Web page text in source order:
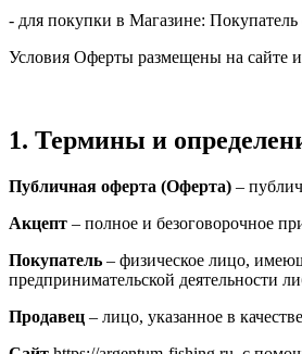
- для покупки в Магазине:
Условия Оферты размещены на сайте
1. Термины и
Публичная оферта (Оферта) –
Акцепт – полное и безоговорочное
Покупатель – физическое лицо,
предпринимательской деятельности
Продавец – лицо, указанное в